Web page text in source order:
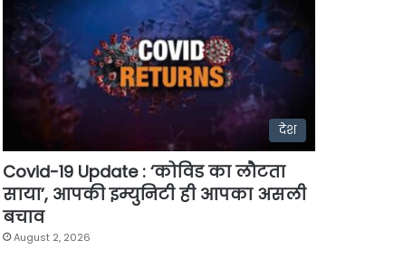
देश
Covid-19 Update : ‘कोविड का लौटता
साया’, आपकी इम्युनिटी ही आपका असली
बचाव
August 2, 2026